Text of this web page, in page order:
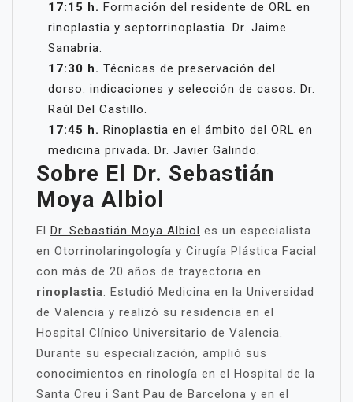
17:15 h. Formación del residente de ORL en
rinoplastia y septorrinoplastia. Dr. Jaime
Sanabria.
17:30 h. Técnicas de preservación del
dorso: indicaciones y selección de casos. Dr.
Raúl Del Castillo.
17:45 h. Rinoplastia en el ámbito del ORL en
medicina privada. Dr. Javier Galindo.
Sobre El Dr. Sebastián
Moya Albiol
El Dr. Sebastián Moya Albiol es un especialista
en Otorrinolaringología y Cirugía Plástica Facial
con más de 20 años de trayectoria en
rinoplastia. Estudió Medicina en la Universidad
de Valencia y realizó su residencia en el
Hospital Clínico Universitario de Valencia.
Durante su especialización, amplió sus
conocimientos en rinología en el Hospital de la
Santa Creu i Sant Pau de Barcelona y en el